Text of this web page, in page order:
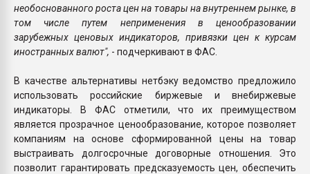
необоснованного роста цен на товары на внутреннем рынке, в
том числе путем неприменения в ценообразовании
зарубежных ценовых индикаторов, привязки цен к курсам
иностранных валют", - подчеркивают в ФАС.
В качестве альтернативы нетбэку ведомство предложило
использовать российские биржевые и внебиржевые
индикаторы. В ФАС отметили, что их преимуществом
является прозрачное ценообразование, которое позволяет
компаниям на основе сформированной цены на товар
выстраивать долгосрочные договорные отношения. Это
позволит гарантировать предсказуемость цен, обеспечить